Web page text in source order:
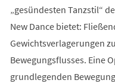
„gesündesten Tanzstil“
New Dance bietet:
Gewichtsverlagerungen
Bewegungsflusses. Eine
grundlegenden